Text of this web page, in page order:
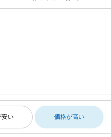
安い 価格が高い